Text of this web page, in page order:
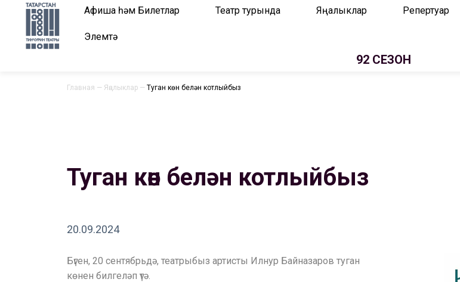
Афиша һәм Билетлар Театр турында Яңалыклар Репертуар
Элемтә
92 СЕЗОН
Главная — Яңалыклар — Туган көн белән котлыйбыз
Туган көн белән котлыйбыз
20.09.2024
Бүген, 20 сентябрьдә, театрыбыз артисты Илнур Байназаров туган
көнен билгеләп үтә.